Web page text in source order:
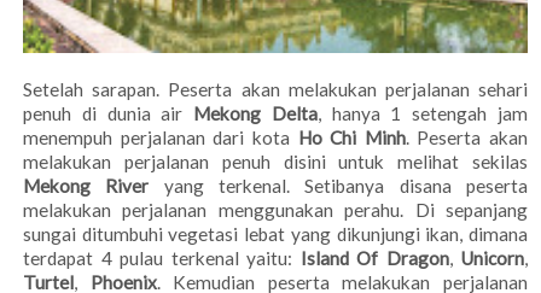
Setelah sarapan. Peserta akan melakukan perjalanan sehari
penuh di dunia air Mekong Delta, hanya 1 setengah jam
menempuh perjalanan dari kota Ho Chi Minh. Peserta akan
melakukan perjalanan penuh disini untuk melihat sekilas
Mekong River yang terkenal. Setibanya disana peserta
melakukan perjalanan menggunakan perahu. Di sepanjang
sungai ditumbuhi vegetasi lebat yang dikunjungi ikan, dimana
terdapat 4 pulau terkenal yaitu: Island Of Dragon, Unicorn,
Turtel, Phoenix. Kemudian peserta melakukan perjalanan